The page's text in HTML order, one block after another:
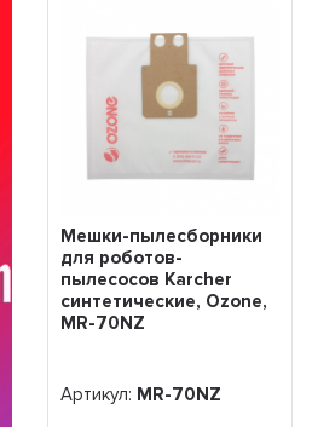
Мешки-пылесборники
для роботов-
пылесосов Karcher
синтетические, Ozone,
MR-70NZ
Артикул: MR-70NZ